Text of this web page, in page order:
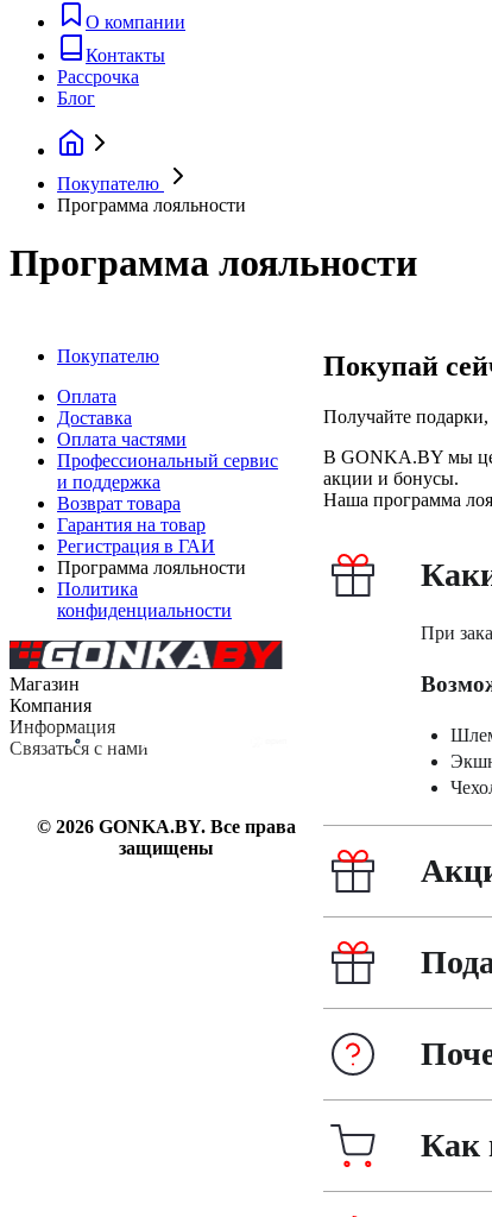
О компании
Контакты
Рассрочка
Блог
Покупателю
Программа лояльности
Программа лояльности
Покупателю
Оплата
Доставка
Оплата частями
Профессиональный сервис
и поддержка
Возврат товара
Гарантия на товар
Регистрация в ГАИ
Программа лояльности
Политика
конфиденциальности
Покупай
Получайте
В GONKA.BY мы
акции и бонусы.
Наша программа
При
Как
Магазин
Каталог
Компания
О компании
Информация
Связаться с нами
6382200
© 2026 GONKA.BY. Все права
защищены